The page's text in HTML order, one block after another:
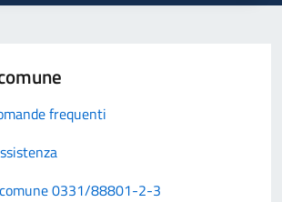
frequenti
0331/88801-2-3